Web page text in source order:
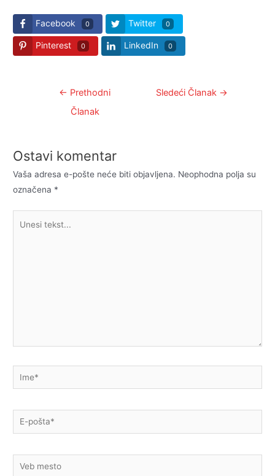
Facebook 0 Twitter 0
Pinterest 0 LinkedIn 0
Kretanje← Prethodni
Članak
Sledeći Članak →
Ostavi komentar
Vaša adresa e-pošte neće biti objavljena. Neophodna polja su
označena *
Ime*
E-
pošta*
Veb